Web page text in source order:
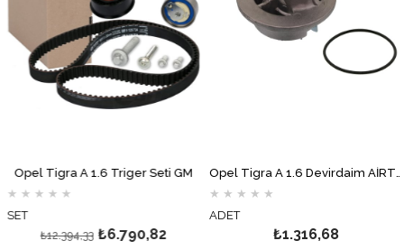
Opel Tigra A 1.6 Triger Seti GM
★ ★ ★ ★ ★
SET
₺6.790,82
₺12.394,33
Opel Tigra A 1.6 Devirdaim AİRTEX
★ ★ ★ ★ ★
ADET
₺1.316,68